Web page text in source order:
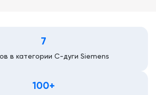
7
в категории С-дуги Siemens
100+